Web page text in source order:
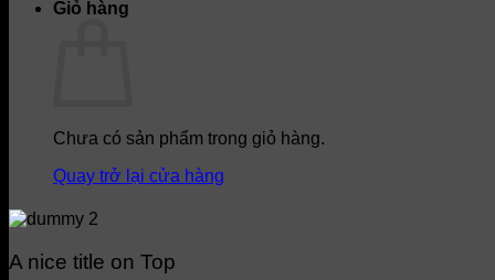
Giỏ hàng
Chưa có sản phẩm trong giỏ hàng.
Quay trở lại cửa hàng
A nice title on Top